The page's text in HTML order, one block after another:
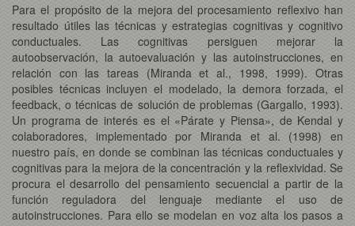
Para el propósito de la mejora del procesamiento reflexivo han
resultado útiles las técnicas y estrategias cognitivas y cognitivo
conductuales. Las cognitivas persiguen mejorar la
autoobservación, la autoevaluación y las autoinstrucciones, en
relación con las tareas (Miranda et al., 1998, 1999). Otras
posibles técnicas incluyen el modelado, la demora forzada, el
feedback, o técnicas de solución de problemas (Gargallo, 1993).
Un programa de interés es el «Párate y Piensa», de Kendal y
colaboradores, implementado por Miranda et al. (1998) en
nuestro país, en donde se combinan las técnicas conductuales y
cognitivas para la mejora de la concentración y la reflexividad. Se
procura el desarrollo del pensamiento secuencial a partir de la
función reguladora del lenguaje mediante el uso de
autoinstrucciones. Para ello se modelan en voz alta los pasos a